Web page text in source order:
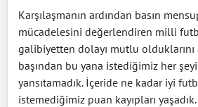
Karşılaşmanın ardından basın
mücadelesini değerlendiren milli
galibiyetten dolayı mutlu olduklarını
başından bu yana istediğimiz her
yansıtamadık. İçeride ne kadar iyi
istemediğimiz puan kayıpları